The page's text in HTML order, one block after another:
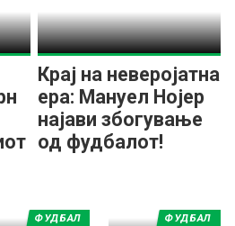
Крај на неверојатна
ера: Мануел Нојер
најави збогување
од фудбалот!
ФУДБАЛ ФУДБАЛ